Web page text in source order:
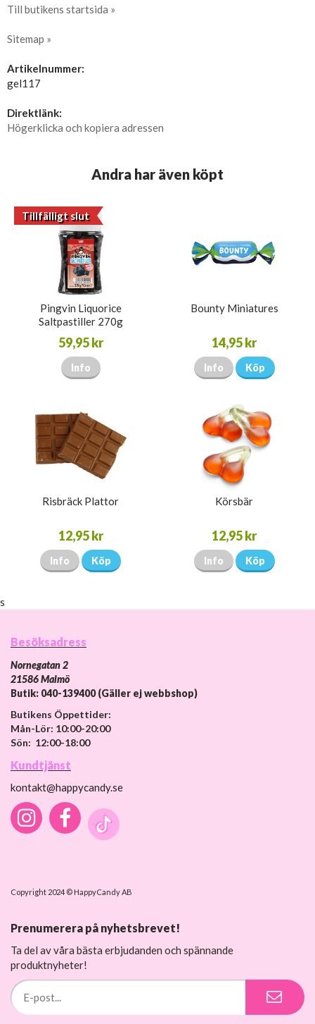
Till butikens startsida »
Sitemap »
Artikelnummer:
gel117
Direktlänk:
Högerklicka och kopiera adressen
Andra har även köpt
Tillfälligt slut
Pingvin Liquorice
Saltpastiller 270g
59,95 kr
Info
Bounty Miniatures
14,95 kr
Info Köp
Risbräck Plattor
12,95 kr
Info Köp
Körsbär
12,95 kr
Info Köp
s
Besöksadress
Nornegatan 2
21586 Malmö
Butik: 040-139400 (Gäller ej webbshop)
Butikens Öppettider:
Mån-Lör: 10:00-20:00
Sön: 12:00-18:00
Kundtjänst
kontakt@happycandy.se
Copyright 2024 © HappyCandy AB
Prenumerera på nyhetsbrevet!
Ta del av våra bästa erbjudanden och spännande
produktnyheter!